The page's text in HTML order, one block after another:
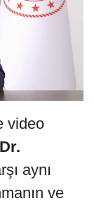
video
aynı
ve